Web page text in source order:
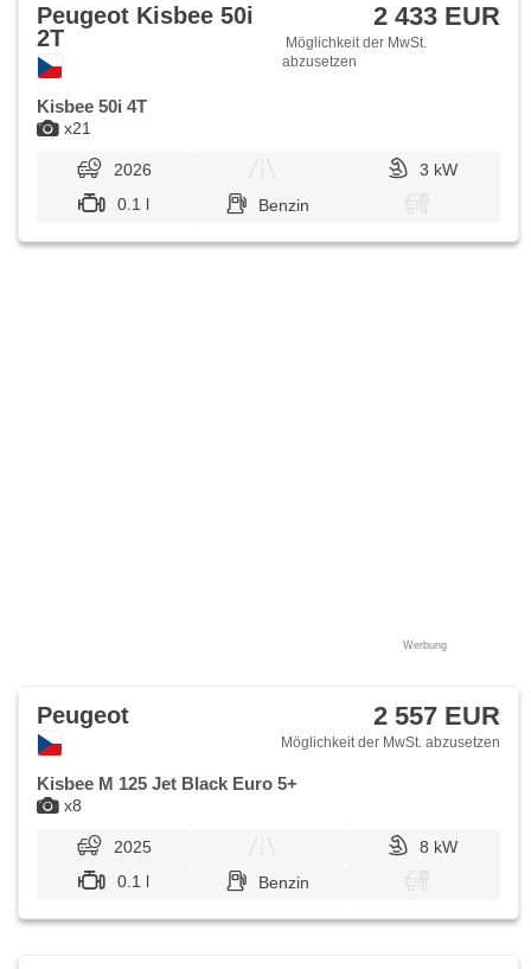
x21
Peugeot Kisbee 50i
2T
2 433 EUR
Möglichkeit der MwSt.
abzusetzen
Kisbee 50i 4T
2026
3 kW
0.1 l
Benzin
Werbung
x8
Peugeot 2 557 EUR
Möglichkeit der MwSt. abzusetzen
Kisbee M 125 Jet Black Euro 5+
2025
8 kW
0.1 l
Benzin